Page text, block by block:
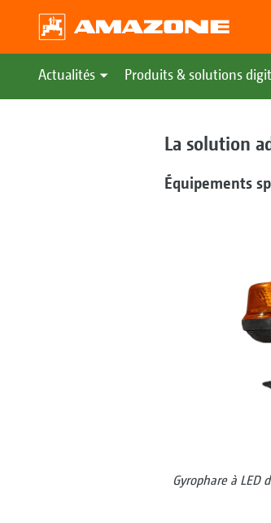
Actualités Produits & solutions
La solution
Équipements
Gyrophare à LED